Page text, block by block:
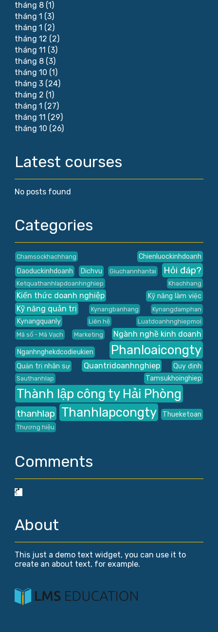
tháng 8 (1)
tháng 1 (3)
tháng 1 (2)
tháng 12 (2)
tháng 11 (3)
tháng 8 (3)
tháng 10 (1)
tháng 3 (24)
tháng 2 (1)
tháng 1 (27)
tháng 11 (29)
tháng 10 (26)
Latest courses
No posts found
Categories
Chamsockhachhang
Chienluockinhdoanh
Daoduckinhdoanh
Dichvu Giuchannhantai Hỏi đáp?
Ketquathanhlapdoanhnghiep Khachhang
Kiến thức doanh nghiệp Kỹ năng làm việc
Kỹ năng quản trị Kynangbanhang Kynangdamphan
Kynangquanly Liên hệ
Luatdoanhnghiepmoi
Mã số - Mã Vạch
Marketing Ngành nghề kinh doanh
Nganhnghekdcodieukien Phanloaicongty
Quản trị nhân sự Quantridoanhnghiep Quy định
Sauthanhlap Tamsukhoinghiep
Thành lập công ty Hải Phòng
thanhlap Thanhlapcongty Thueketoan
Thương hiệu
Comments
About
This just a demo text widget, you can use it to
create an about text, for example.